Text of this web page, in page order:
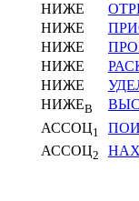
НИЖЕ
НИЖЕ
НИЖЕ
НИЖЕ
НИЖЕ
НИЖЕВ
АССОЦ1
АССОЦ2